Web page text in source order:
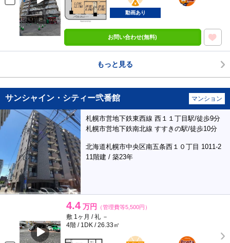
動画あり
お問い合わせ(無料)
もっと見る
サンシャイン・シティー弐番館 マンション
札幌市営地下鉄東西線 西１１丁目駅/徒歩9分
札幌市営地下鉄南北線 すすきの駅/徒歩10分
北海道札幌市中央区南五条西１０丁目 1011-2
11階建 / 築23年
4.4 万円 （管理費等5,500円）
敷 1ヶ月 / 礼 －
4階 / 1DK / 26.33㎡
BunChinPAY
ポンタ